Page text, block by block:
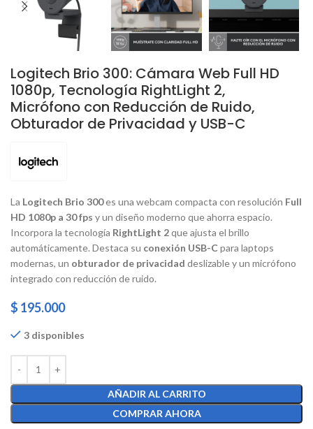
Logitech Brio 300: Cámara Web Full HD
1080p, Tecnología RightLight 2,
Micrófono con Reducción de Ruido,
Obturador de Privacidad y USB-C
La Logitech Brio 300es una webcam compacta con resolución Full
HD 1080p a 30 fps y un diseño moderno que ahorra espacio.
Incorpora la tecnología RightLight 2que ajusta el brillo
automáticamente. Destaca su conexión USB-C para laptops
modernas, un obturador de privacidad deslizable y un micrófono
integrado con reducción de ruido.
$ 195.000
3 disponibles
AÑADIR AL CARRITO
COMPRAR AHORA